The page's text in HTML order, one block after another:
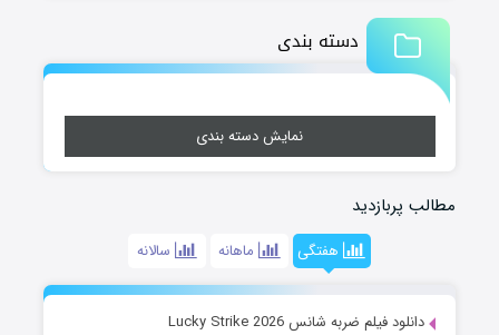
دسته بندی
نمایش دسته بندی
مطالب پربازدید
هفتگی ماهانه سالانه
دانلود فیلم ضربه شانس Lucky Strike 2026